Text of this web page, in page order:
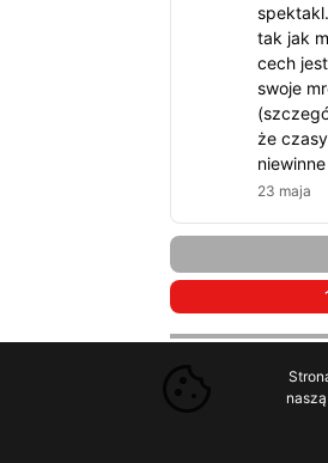
tak jak
cech
swoje
że
23 maja